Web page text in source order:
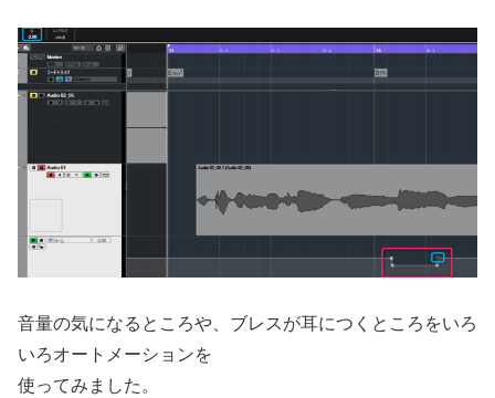
音量の気になるところや、ブレスが耳につくところをいろ
いろオートメーションを
使ってみました。